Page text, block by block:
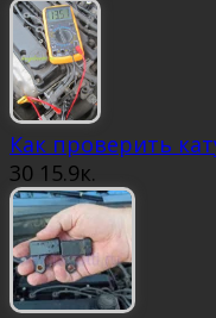
Как проверить
30 15.9к.